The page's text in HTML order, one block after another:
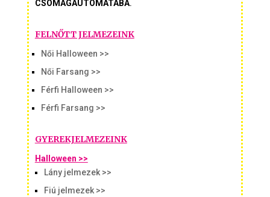
CSOMAGAUTOMATÁBA.
FELNŐTT JELMEZEINK
Női Halloween >>
Női Farsang >>
Férfi Halloween >>
Férfi Farsang >>
GYEREKJELMEZEINK
Halloween >>
Lány jelmezek >>
Fiú jelmezek >>